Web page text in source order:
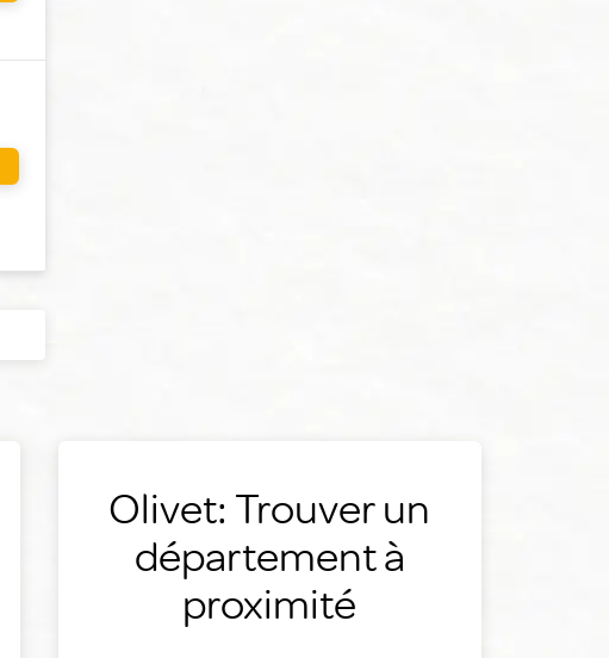
Olivet: Trouver un
département à
proximité